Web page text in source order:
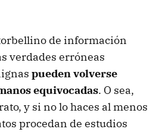
de información
verdades erróneas
pueden volverse
equivocadas. O sea,
y si no lo haces al menos
procedan de estudios